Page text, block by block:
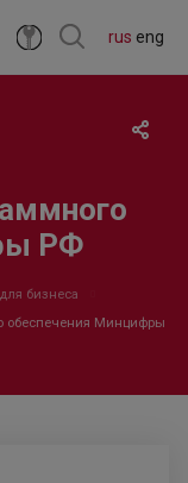
rus eng
РФ
бизнеса
обеспечения Минцифры